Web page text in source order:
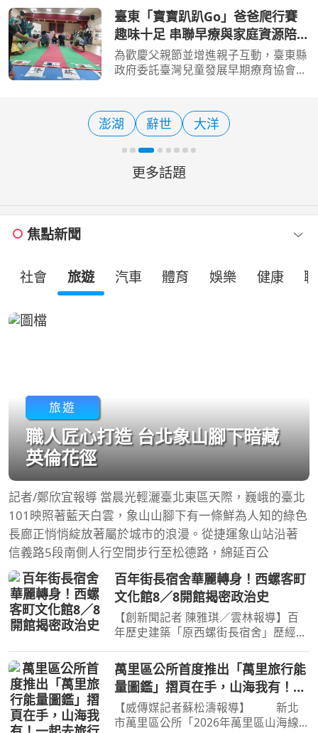
嘉義縣展區「嘉e味」自8月6日在臺北
南港展覽館「島嶼風尚區」開展以來，
以少見的「嗅覺策展」方
臺東「寶寶趴趴Go」爸爸爬行賽
趣味十足 串聯早療與家庭資源陪孩
子成長
為歡慶父親節並增進親子互動，臺東縣
政府委託臺灣兒童發展早期療育協會辦
會福利服務中心，在成功鎮舉辦
「2026快樂寶貝趴趴Go暨親子
澎湖 辭世 大洋
更多話題
焦點新聞
社會 旅遊 汽車 體育 娛樂 健康
旅遊
職人匠心打造 台北象山腳下暗藏
英倫花徑
記者/鄭欣宜報導 當晨光輕灑臺北東區天際，巍峨的臺北
101映照著藍天白雲，象山山腳下有一條鮮為人知的綠色
長廊正悄悄綻放著屬於城市的浪漫。從捷運象山站沿著
信義路5段南側人行空間步行至松德路，綿延百公
百年街長宿舍華麗轉身！西螺客町
文化館8／8開館揭密政治史
【創新聞記者 陳雅琪／雲林報導】百
年歷史建築「原西螺街長宿舍」歷經修
客町文化館」，8月8日啟用並推出首檔
主題展覽，以「日治時期至國民政府來
臺之政治變遷史」為主
萬里區公所首度推出「萬里旅行能
量圖鑑」摺頁在手，山海我有！一
起去旅行
【威傳媒記者蘇松濤報導】 新北
市萬里區公所「2026年萬里區山海線